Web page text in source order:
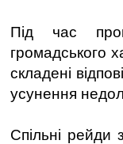
Під час
громадського
складені
усунення
Спільні